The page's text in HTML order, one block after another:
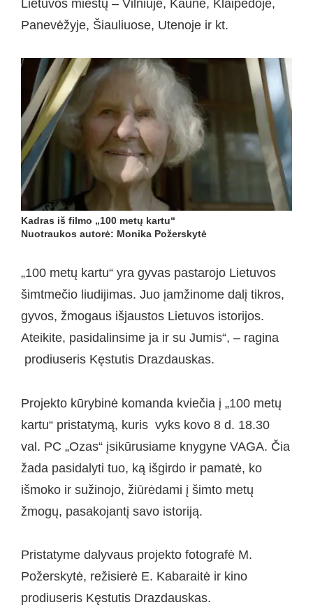
Lietuvos miestų – Vilniuje, Kaune, Klaipėdoje,
Panevėžyje, Šiauliuose, Utenoje ir kt.
Kadras iš filmo „100 metų kartu“
Nuotraukos autorė: Monika Požerskytė
„100 metų kartu“ yra gyvas pastarojo Lietuvos
šimtmečio liudijimas. Juo įamžinome dalį tikros,
gyvos, žmogaus išjaustos Lietuvos istorijos.
Ateikite, pasidalinsime ja ir su Jumis“, – ragina
prodiuseris Kęstutis Drazdauskas.
Projekto kūrybinė komanda kviečia į „100 metų
kartu“ pristatymą, kuris vyks kovo 8 d. 18.30
val. PC „Ozas“ įsikūrusiame knygyne VAGA. Čia
žada pasidalyti tuo, ką išgirdo ir pamatė, ko
išmoko ir sužinojo, žiūrėdami į šimto metų
žmogų, pasakojantį savo istoriją.
Pristatyme dalyvaus projekto fotografė M.
Požerskytė, režisierė E. Kabaraitė ir kino
prodiuseris Kęstutis Drazdauskas.